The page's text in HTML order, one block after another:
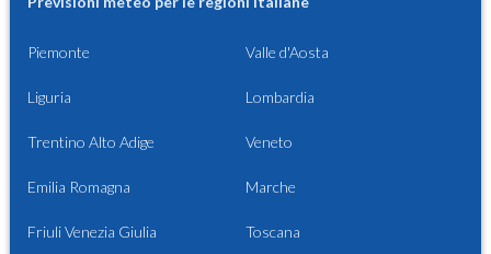
Piemonte Valle d'Aosta
Liguria Lombardia
Trentino Alto Adige Veneto
Emilia Romagna Marche
Friuli Venezia Giulia Toscana